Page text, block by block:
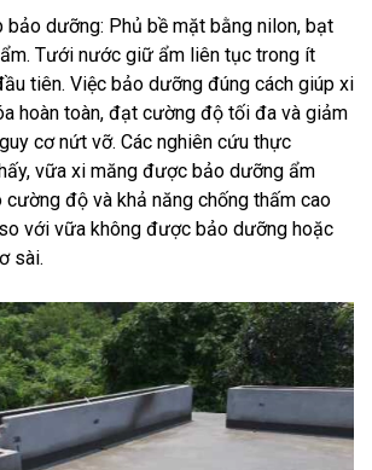
bảo dưỡng: Phủ bề mặt bằng nilon, bạt
Tưới nước giữ ẩm liên tục trong ít
tiên. Việc bảo dưỡng đúng cách giúp xi
hoàn toàn, đạt cường độ tối đa và giảm
cơ nứt vỡ. Các nghiên cứu thực
vữa xi măng được bảo dưỡng ẩm
cường độ và khả năng chống thấm cao
với vữa không được bảo dưỡng hoặc
sài.